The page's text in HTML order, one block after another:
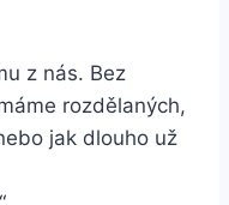
z nás. Bez
rozdělaných,
jak dlouho už